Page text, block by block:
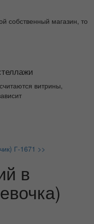
собственный магазин, то
витрины,
Г-1671 >>
в